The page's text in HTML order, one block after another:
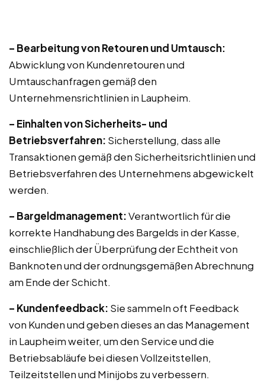
– Bearbeitung von Retouren und Umtausch:
Abwicklung von Kundenretouren und
Umtauschanfragen gemäß den
Unternehmensrichtlinien in Laupheim.
– Einhalten von Sicherheits- und
Betriebsverfahren: Sicherstellung, dass alle
Transaktionen gemäß den Sicherheitsrichtlinien und
Betriebsverfahren des Unternehmens abgewickelt
werden.
– Bargeldmanagement:Verantwortlich für die
korrekte Handhabung des Bargelds in der Kasse,
einschließlich der Überprüfung der Echtheit von
Banknoten und der ordnungsgemäßen Abrechnung
am Ende der Schicht.
– Kundenfeedback: Sie sammeln oft Feedback
von Kunden und geben dieses an das Management
in Laupheim weiter, um den Service und die
Betriebsabläufe bei diesen Vollzeitstellen,
Teilzeitstellen und Minijobs zu verbessern.